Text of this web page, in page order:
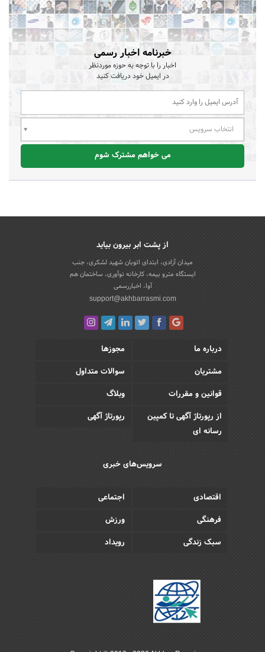
خبرنامه اخبار رسمی
اخبار را با توجه به حوزه موردنظر
در ایمیل خود دریافت کنید
انتخاب سرویس
می خواهم مشترک شوم
از پشت ابر بیرون بیاید
میدان آزادی، ابتدای اتوبان شهید لشکری، جنب
ایستگاه مترو بیمه، کارخانه نوآوری، ساختمان هم
آوا، اخباررسمی
support@akhbarrasmi.com
درباره ما
مجوزها
مشتریان
سوالات متداول
قوانین و مقررات
وبلاگ
از رپورتاژ آگهی تا کمپین
رسانه ای
رپورتاژ آگهی
سرویس‌های خبری
اقتصادی
اجتماعی
فرهنگی
ورزش
سبک زندگی
رویداد